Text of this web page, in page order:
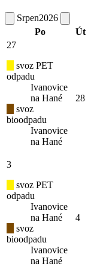
Srpen2026
Po
Út
27
svoz PET
odpadu
Ivanovice
na Hané
svoz
bioodpadu
Ivanovice
na Hané
28
3
svoz PET
odpadu
Ivanovice
na Hané
svoz
bioodpadu
Ivanovice
na Hané
4